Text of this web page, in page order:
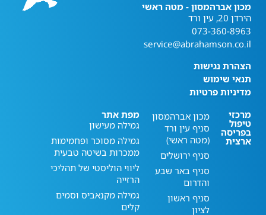
מכון אברהמסון - מטה ראשי
הירדן 20, עין ורד
073-360-8963
service@abrahamson.co.il
הצהרת נגישות
תנאי שימוש
מדיניות פרטיות
מרכזי
טיפול
בפריסה
ארצית
מכון אברהמסון
סניף עין ורד
(מטה ראשי)
סניף ירושלים
סניף באר שבע
והדרום
סניף ראשון
לציון
מפת אתר
גמילה מעישון
גמילה מסוכר ופחמימות
ממכרות בשיטה טבעית
ליווי הוליסטי של תהליכי
הרזייה
גמילה מקנאביס וסמים
קלים